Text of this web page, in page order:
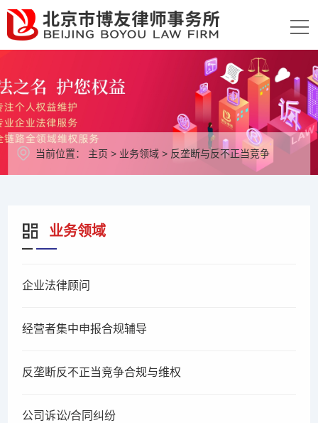
当前位置： 主页 > 业务领域 > 反垄断与反不正当竞争
业务领域
企业法律顾问
经营者集中申报合规辅导
反垄断反不正当竞争合规与维权
公司诉讼/合同纠纷